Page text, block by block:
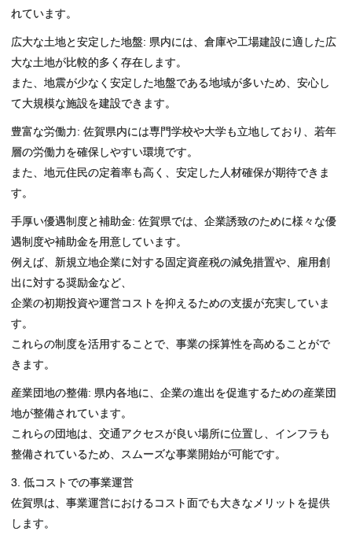
れています。
広大な土地と安定した地盤: 県内には、倉庫や工場建設に適した広
大な土地が比較的多く存在します。
また、地震が少なく安定した地盤である地域が多いため、安心し
て大規模な施設を建設できます。
豊富な労働力: 佐賀県内には専門学校や大学も立地しており、若年
層の労働力を確保しやすい環境です。
また、地元住民の定着率も高く、安定した人材確保が期待できま
す。
手厚い優遇制度と補助金: 佐賀県では、企業誘致のために様々な優
遇制度や補助金を用意しています。
例えば、新規立地企業に対する固定資産税の減免措置や、雇用創
出に対する奨励金など、
企業の初期投資や運営コストを抑えるための支援が充実していま
す。
これらの制度を活用することで、事業の採算性を高めることがで
きます。
産業団地の整備: 県内各地に、企業の進出を促進するための産業団
地が整備されています。
これらの団地は、交通アクセスが良い場所に位置し、インフラも
整備されているため、スムーズな事業開始が可能です。
3. 低コストでの事業運営
佐賀県は、事業運営におけるコスト面でも大きなメリットを提供
します。